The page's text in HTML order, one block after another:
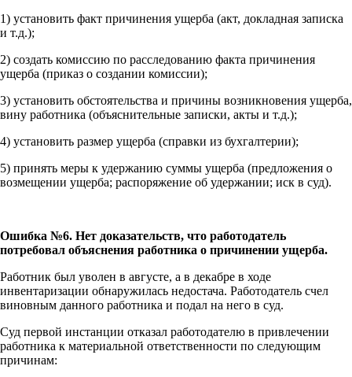
1) установить факт причинения ущерба (акт, докладная записка
и т.д.);
2) создать комиссию по расследованию факта причинения
ущерба (приказ о создании комиссии);
3) установить обстоятельства и причины возникновения ущерба,
вину работника (объяснительные записки, акты и т.д.);
4) установить размер ущерба (справки из бухгалтерии);
5) принять меры к удержанию суммы ущерба (предложения о
возмещении ущерба; распоряжение об удержании; иск в суд).
Ошибка №6. Нет доказательств, что работодатель
потребовал объяснения работника о причинении ущерба.
Работник был уволен в августе, а в декабре в ходе
инвентаризации обнаружилась недостача. Работодатель счел
виновным данного работника и подал на него в суд.
Суд первой инстанции отказал работодателю в привлечении
работника к материальной ответственности по следующим
причинам: